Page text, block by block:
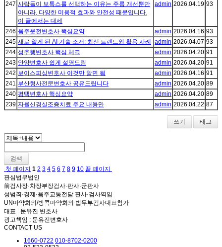
247 사람들이 보톡스를 선택하는 이유는 주름 개선뿐만
아니라, 다양한 미용적 효과와 안전성 때문입니다.
이 글에서는 대세
admin 2026.04.19 93
246 음주운전변호사 핵심요약 admin 2026.04.16 93
245 새로 알게 된 AI 기술 소개: 최신 트렌드와 활용 사례 admin 2026.04.07 93
244 성추행변호사 핵심 체크 admin 2026.04.20 91
243 안양변호사 쉽게 설명드림 admin 2026.04.20 91
242 보이스피싱변호사 이것만 알면 됨 admin 2026.04.16 91
241 부산형사전문변호사 공유드립니다 admin 2026.04.20 89
240 평택변호사 핵심요약 admin 2026.04.20 89
239 자율신경실조증치료 주요 내용만 admin 2026.04.22 87
쓰기 태그
검색
첫 페이지 1 2 3 4 5 6 7 8 9 10 끝 페이지
판심법무법인
前검사장·차장부장검사·판사·군판사
성범죄·경제·음주교통전담 판사·검사역임
UN마약회의/방콕마약회의 법무부검사대표참가
대표 : 문유진 변호사
광고책임 : 문유진변호사
CONTACT US
1660-0722 010-8702-0200